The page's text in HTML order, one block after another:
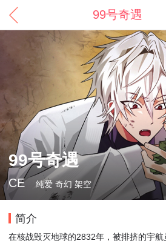
99号奇遇
99号奇遇
CE 纯爱 奇幻 架空
简介
在核战毁灭地球的2832年，被排挤的宇